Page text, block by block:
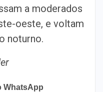
a moderados
oeste, e voltam
noturno.
WhatsApp